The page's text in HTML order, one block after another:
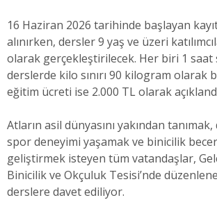
16 Haziran 2026 tarihinde başlayan
alınırken, dersler 9 yaş ve üzeri
olarak gerçekleştirilecek. Her biri 1 saat
derslerde kilo sınırı 90 kilogram olarak
eğitim ücreti ise 2.000 TL olarak
Atların asil dünyasını yakından
spor deneyimi yaşamak ve binicilik
geliştirmek isteyen tüm vatandaşlar,
Binicilik ve Okçuluk Tesisi’nde
derslere davet ediliyor.